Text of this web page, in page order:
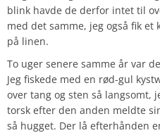
blink havde de derfor intet til
med det samme, jeg også fik
på linen.
To uger senere samme år var
Jeg fiskede med en rød-gul
over tang og sten så langsomt,
torsk efter den anden meldte
så hugget. Der lå efterhånden